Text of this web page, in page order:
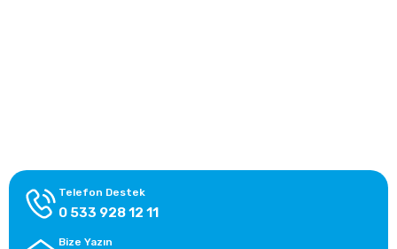
Telefon Destek
0 533 928 12 11
Bize Yazın